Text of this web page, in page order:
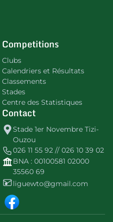
Competitions
Clubs
Calendriers et Résultats
Classements
Stades
Centre des Statistiques
Contact
Stade 1er Novembre Tizi-
Ouzou
026 11 55 92 // 026 10 39 02
BNA : 00100581 02000
35560 69
liguewto@gmail.com